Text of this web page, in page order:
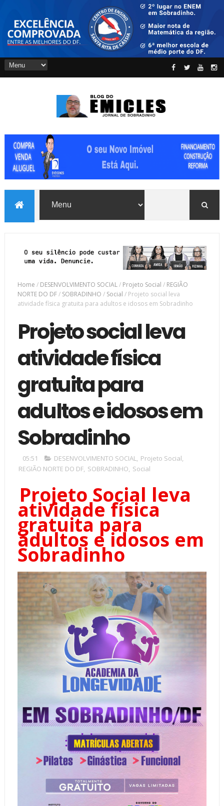
Home / DESENVOLVIMENTO SOCIAL/ Projeto Social / REGIÃO
NORTE DO DF/ SOBRADINHO / Social / Projeto social leva
atividade física gratuita para adultos e idosos em Sobradinho
Projeto social leva
atividade física
gratuita para
adultos e idosos em
Sobradinho
05:51 DESENVOLVIMENTO SOCIAL, Projeto Social,
REGIÃO NORTE DO DF, SOBRADINHO, Social
Projeto Social leva
atividade física
gratuita para
adultos e idosos em
Sobradinho